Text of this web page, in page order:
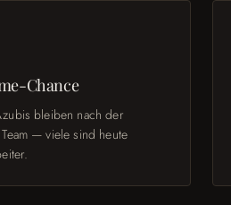
Chance
bleiben nach der
— viele sind heute